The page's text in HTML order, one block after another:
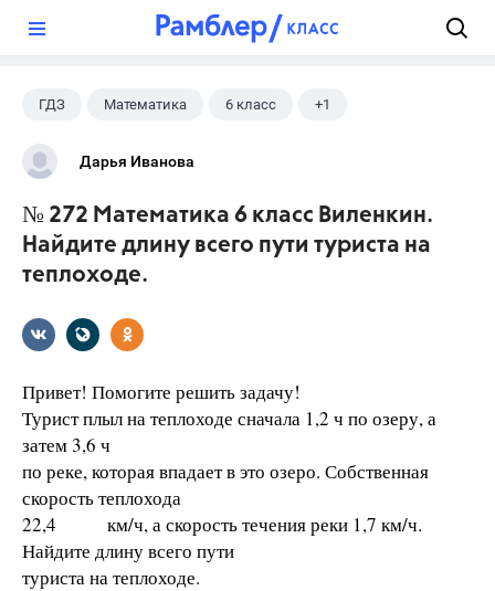
ГДЗ Математика 6 класс +1
Виленкин Н.Я.
Дарья Иванова
№ 272 Математика 6 класс Виленкин.
Найдите длину всего пути туриста на
теплоходе.
Привет! Помогите решить задачу!
Турист плыл на теплоходе сначала 1,2 ч по озеру, а
затем 3,6 ч
по реке, которая впадает в это озеро. Собственная
скорость теплохода
22,4 км/ч, а скорость течения реки 1,7 км/ч.
Найдите длину всего пути
туриста на теплоходе.